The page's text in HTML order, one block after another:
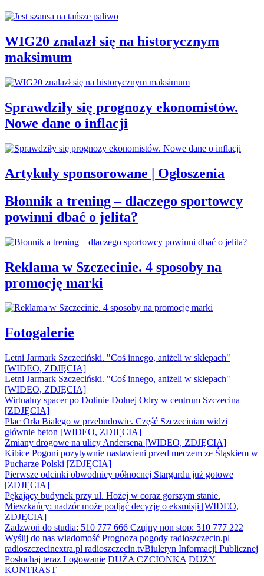
WIG20 znalazł się na historycznym
maksimum
Sprawdziły się prognozy ekonomistów.
Nowe dane o inflacji
Artykuły sponsorowane | Ogłoszenia
Błonnik a trening – dlaczego sportowcy
powinni dbać o jelita?
Reklama w Szczecinie. 4 sposoby na
promocję marki
Fotogalerie
Letni Jarmark Szczeciński. "Coś innego, aniżeli w sklepach"
[WIDEO, ZDJĘCIA]
Letni Jarmark Szczeciński. "Coś innego, aniżeli w sklepach"
[WIDEO, ZDJĘCIA]
Wirtualny spacer po Dolinie Dolnej Odry w centrum Szczecina
[ZDJĘCIA]
Plac Orła Białego w przebudowie. Część Szczecinian widzi
głównie beton [WIDEO, ZDJĘCIA]
Zmiany drogowe na ulicy Andersena [WIDEO, ZDJĘCIA]
Kibice Pogoni pozytywnie nastawieni przed meczem ze Śląskiem w
Pucharze Polski [ZDJĘCIA]
Pierwsze odcinki obwodnicy północnej Stargardu już gotowe
[ZDJĘCIA]
Pękający budynek przy ul. Hożej w coraz gorszym stanie.
Mieszkańcy: nadzór może podjąć decyzję o eksmisji [WIDEO,
ZDJĘCIA]
Zadzwoń do studia: 510 777 666 Czujny non stop: 510 777 222
Wyślij do nas wiadomość Prognoza pogody radioszczecin.pl
radioszczecinextra.pl radioszczecin.tvBiuletyn Informacji Publicznej
Posłuchaj teraz Logowanie DUŻA CZCIONKA DUŻY
KONTRAST